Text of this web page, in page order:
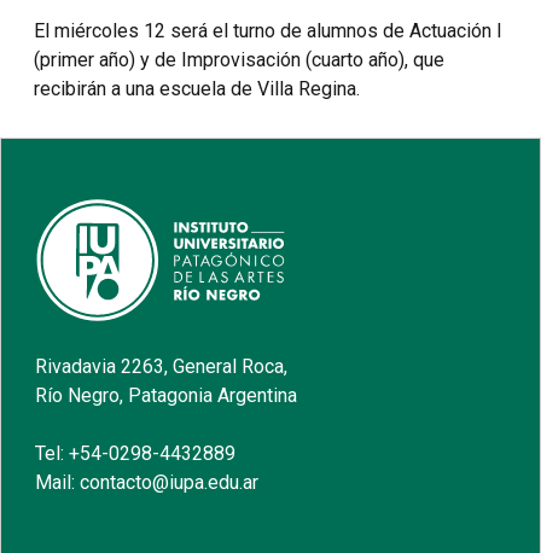
El miércoles 12 será el turno de alumnos de Actuación I
(primer año) y de Improvisación (cuarto año), que
recibirán a una escuela de Villa Regina.
Rivadavia 2263, General Roca,
Río Negro, Patagonia Argentina
Tel: +54-0298-4432889
Mail: contacto@iupa.edu.ar